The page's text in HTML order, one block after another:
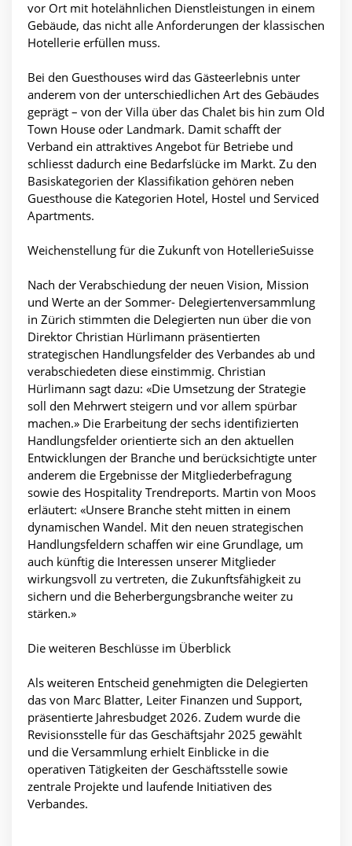
vor Ort mit hotelähnlichen Dienstleistungen in einem
Gebäude, das nicht alle Anforderungen der klassischen
Hotellerie erfüllen muss.
Bei den Guesthouses wird das Gästeerlebnis unter
anderem von der unterschiedlichen Art des Gebäudes
geprägt – von der Villa über das Chalet bis hin zum Old
Town House oder Landmark. Damit schafft der
Verband ein attraktives Angebot für Betriebe und
schliesst dadurch eine Bedarfslücke im Markt. Zu den
Basiskategorien der Klassifikation gehören neben
Guesthouse die Kategorien Hotel, Hostel und Serviced
Apartments.
Weichenstellung für die Zukunft von HotellerieSuisse
Nach der Verabschiedung der neuen Vision, Mission
und Werte an der Sommer- Delegiertenversammlung
in Zürich stimmten die Delegierten nun über die von
Direktor Christian Hürlimann präsentierten
strategischen Handlungsfelder des Verbandes ab und
verabschiedeten diese einstimmig. Christian
Hürlimann sagt dazu: «Die Umsetzung der Strategie
soll den Mehrwert steigern und vor allem spürbar
machen.» Die Erarbeitung der sechs identifizierten
Handlungsfelder orientierte sich an den aktuellen
Entwicklungen der Branche und berücksichtigte unter
anderem die Ergebnisse der Mitgliederbefragung
sowie des Hospitality Trendreports. Martin von Moos
erläutert: «Unsere Branche steht mitten in einem
dynamischen Wandel. Mit den neuen strategischen
Handlungsfeldern schaffen wir eine Grundlage, um
auch künftig die Interessen unserer Mitglieder
wirkungsvoll zu vertreten, die Zukunftsfähigkeit zu
sichern und die Beherbergungsbranche weiter zu
stärken.»
Die weiteren Beschlüsse im Überblick
Als weiteren Entscheid genehmigten die Delegierten
das von Marc Blatter, Leiter Finanzen und Support,
präsentierte Jahresbudget 2026. Zudem wurde die
Revisionsstelle für das Geschäftsjahr 2025 gewählt
und die Versammlung erhielt Einblicke in die
operativen Tätigkeiten der Geschäftsstelle sowie
zentrale Projekte und laufende Initiativen des
Verbandes.